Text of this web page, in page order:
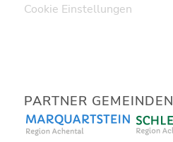
Cookie Einstellungen
PARTNER GEMEINDEN